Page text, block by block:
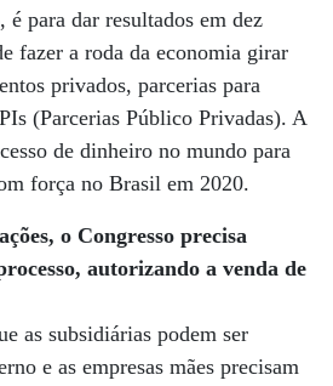
para dar resultados em dez
fazer a roda da economia girar
privados, parcerias para
(Parcerias Público Privadas). A
de dinheiro no mundo para
força no Brasil em 2020.
o Congresso precisa
autorizando a venda de
as subsidiárias podem ser
e as empresas mães precisam